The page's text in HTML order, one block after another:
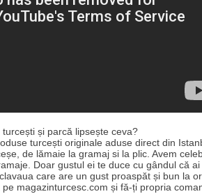
turcești și parcă lipsește ceva?
turcești originale aduse direct din
de lămaie la gramaj si la plic. Avem
Doar gustul ei te duce cu gândul că ai
care are un gust proaspăt și bun la
magazinturcesc.com și fă-ți propria